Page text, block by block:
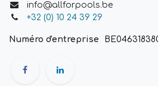
info@allforpools.be
+32 (0) 10 24 39 29
Numéro d'entreprise